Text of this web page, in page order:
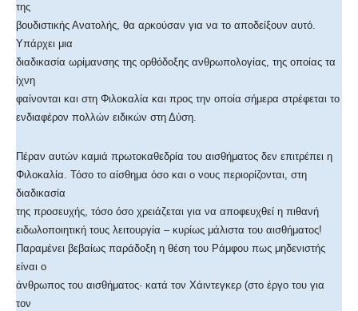
της
βουδιστικής Ανατολής, θα αρκούσαν για να το αποδείξουν αυτό.
Υπάρχει μια
διαδικασία ωρίμανσης της ορθόδοξης ανθρωπολογίας, της οποίας τα
ίχνη
φαίνονται και στη Φιλοκαλία και προς την οποία σήμερα στρέφεται το
ενδιαφέρον πολλών ειδικών στη Δύση.
Πέραν αυτών καμιά πρωτοκαθεδρία του αισθήματος δεν επιτρέπει η
Φιλοκαλία. Τόσο το αίσθημα όσο και ο νους περιορίζονται, στη
διαδικασία
της προσευχής, τόσο όσο χρειάζεται για να αποφευχθεί η πιθανή
ειδωλοποιητική τους λειτουργία – κυρίως μάλιστα του αισθήματος!
Παραμένει βεβαίως παράδοξη η θέση του Ράμφου πως μηδενιστής
είναι ο
άνθρωπος του αισθήματος· κατά τον Χάιντεγκερ (στο έργο του για
τον